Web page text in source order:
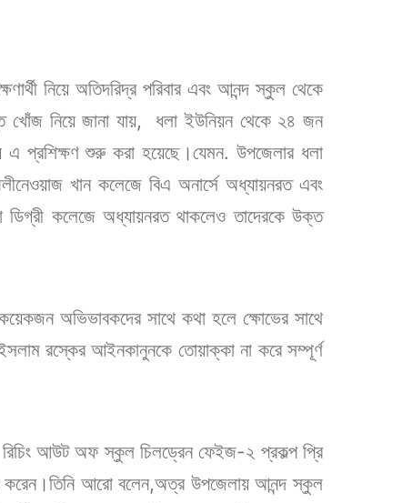
নিয়ে অতিদরিদ্র পরিবার এবং আনন্দ স্কুল থেকে
খোঁজ নিয়ে জানা যায়, ধলা ইউনিয়ন থেকে ২৪ জন
এ প্রশিক্ষণ শুরু করা হয়েছে।যেমন. উপজেলার ধলা
খান কলেজে বিএ অনার্সে অধ্যায়নরত এবং
ডিগ্রী কলেজে অধ্যায়নরত থাকলেও তাদেরকে উক্ত
অভিভাবকদের সাথে কথা হলে ক্ষোভের সাথে
রস্কের আইনকানুনকে তোয়াক্কা না করে সম্পূর্ণ
রিচিং আউট অফ স্কুল চিলড্রেন ফেইজ-২ প্রকল্প প্রি
করেন।তিনি আরো বলেন,অত্র উপজেলায় আনন্দ স্কুল